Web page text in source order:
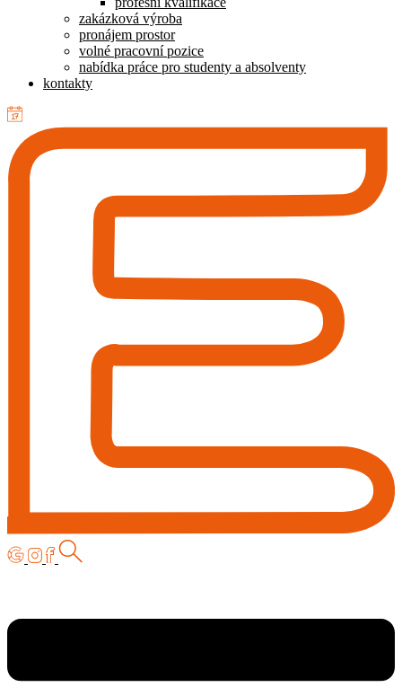
zakázková výroba
pronájem prostor
volné pracovní pozice
nabídka práce pro studenty a absolventy
kontakty